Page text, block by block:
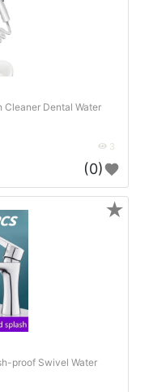
Cleaner Dental Water
3
(0)
proof Swivel Water
★